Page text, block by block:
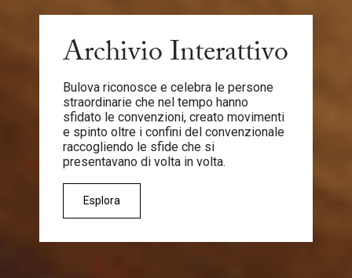
Archivio Interattivo
Bulova riconosce e celebra le persone
straordinarie che nel tempo hanno
sfidato le convenzioni, creato movimenti
e spinto oltre i confini del convenzionale
raccogliendo le sfide che si
presentavano di volta in volta.
Esplora